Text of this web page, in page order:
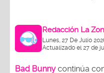
Redacción La
Lunes, 27 De Julio
Actualizado el 27 de
Bad Bunny continúa